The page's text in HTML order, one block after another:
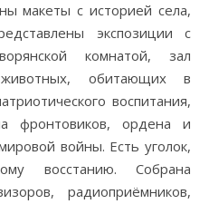
макеты с историей села,
экспозиции с
комнатой, зал
обитающих в
воспитания,
фронтовиков, ордена и
войны. Есть уголок,
восстанию. Собрана
радиоприёмников,